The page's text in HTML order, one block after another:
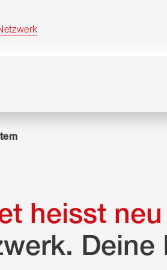
heisst
Deine